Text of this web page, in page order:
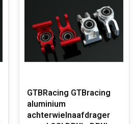
GTBRacing GTBracing
aluminium
achterwielnaafdrager